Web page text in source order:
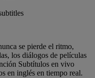
se pierde el ritmo,
los diálogos de películas
Subtítulos en vivo
en inglés en tiempo real.